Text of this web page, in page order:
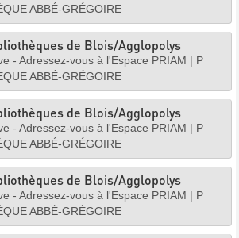
ABBÉ-GRÉGOIRE
de Blois/Agglopolys
- Adressez-vous à l'Espace PRIAM | P
ABBÉ-GRÉGOIRE
de Blois/Agglopolys
- Adressez-vous à l'Espace PRIAM | P
ABBÉ-GRÉGOIRE
de Blois/Agglopolys
- Adressez-vous à l'Espace PRIAM | P
ABBÉ-GRÉGOIRE